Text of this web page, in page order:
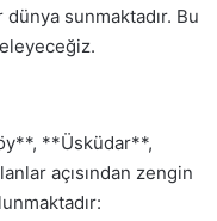
sunmaktadır. Bu
**Üsküdar**,
açısından zengin